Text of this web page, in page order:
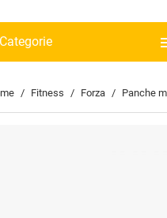
Categorie
Fitness Forza Panche